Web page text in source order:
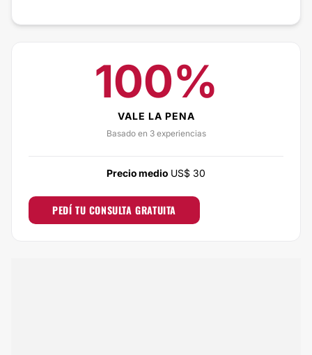
100%
VALE LA PENA
Basado en 3 experiencias
Precio medio US$ 30
PEDÍ TU CONSULTA GRATUITA